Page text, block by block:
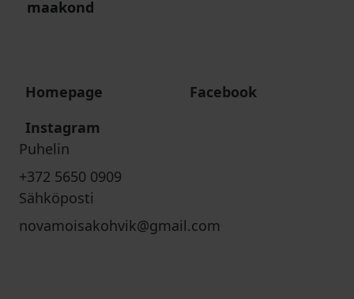
maakond
Homepage
Facebook
Instagram
Puhelin
+372 5650 0909
Sähköposti
novamoisakohvik@gmail.com